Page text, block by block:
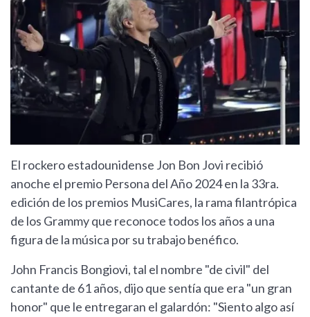
El rockero estadounidense Jon Bon Jovi recibió
anoche el premio Persona del Año 2024 en la 33ra.
edición de los premios MusiCares, la rama filantrópica
de los Grammy que reconoce todos los años a una
figura de la música por su trabajo benéfico.
John Francis Bongiovi, tal el nombre "de civil" del
cantante de 61 años, dijo que sentía que era "un gran
honor" que le entregaran el galardón: "Siento algo así